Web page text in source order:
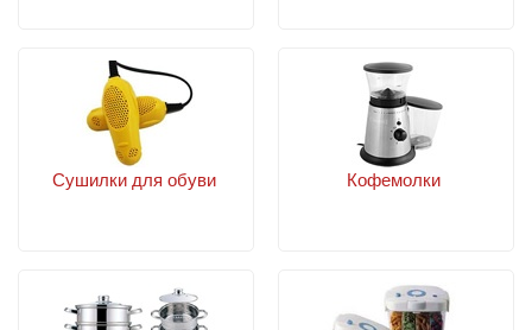
Сушилки для обуви Кофемолки